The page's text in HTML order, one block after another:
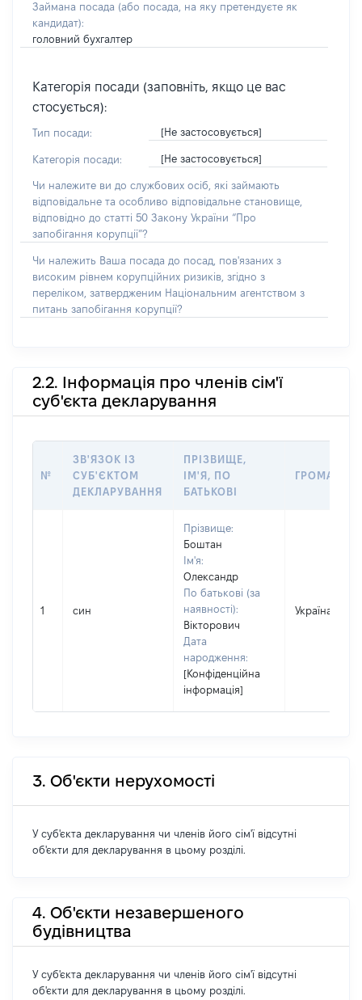
Займана посада (або посада, на яку претендуєте як
кандидат):
головний бухгалтер
Категорія посади (заповніть, якщо це вас
стосується):
Тип посади: [Не застосовується]
Категорія посади: [Не застосовується]
Чи належите ви до службових осіб, які займають
відповідальне та особливо відповідальне становище,
відповідно до статті 50 Закону України “Про
запобігання корупції”?
Чи належить Ваша посада до посад, пов'язаних з
високим рівнем корупційних ризиків, згідно з
переліком, затвердженим Національним агентством з
питань запобігання корупції?
2.2. Інформація про членів сім'ї
суб'єкта декларування
№
ЗВ'ЯЗОК ІЗ
СУБ'ЄКТОМ
ДЕКЛАРУВАННЯ
ПРІЗВИЩЕ,
ІМ'Я, ПО
БАТЬКОВІ
1 син
Прізвище:
Боштан
Ім'я:
Олександр
По батькові (за
наявності):
Вікторович
Дата
народження:
[Конфіденційна
інформація]
Україна
3. Об'єкти нерухомості
У суб'єкта декларування чи членів його сім'ї відсутні
об'єкти для декларування в цьому розділі.
4. Об'єкти незавершеного
будівництва
У суб'єкта декларування чи членів його сім'ї відсутні
об'єкти для декларування в цьому розділі.